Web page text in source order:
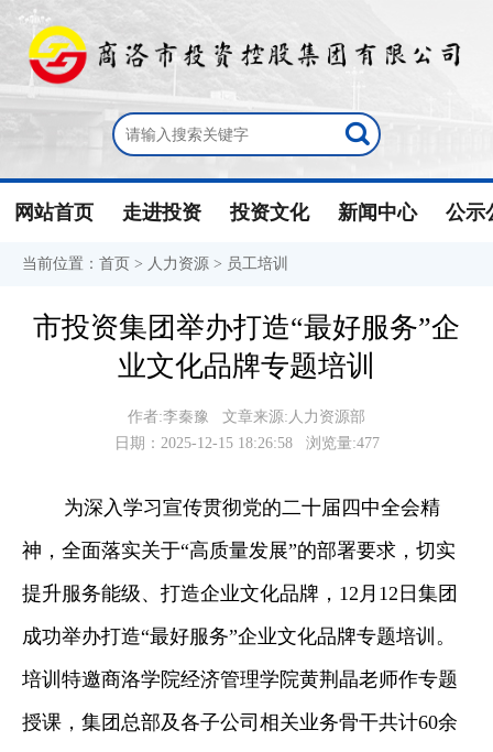
网站首页 走进投资 投资文化 新闻中心 公示
当前位置： 首页 > 人力资源 > 员工培训
市投资集团举办打造“最好服务”企
业文化品牌专题培训
作者:李秦豫 文章来源:人力资源部
日期：2025-12-15 18:26:58 浏览量:477
为深入学习宣传贯彻党的二十届四中全会精
神，全面落实关于“高质量发展”的部署要求，切实
提升服务能级、打造企业文化品牌，12月12日集团
成功举办打造“最好服务”企业文化品牌专题培训。
培训特邀商洛学院经济管理学院黄荆晶老师作专题
授课，集团总部及各子公司相关业务骨干共计60余